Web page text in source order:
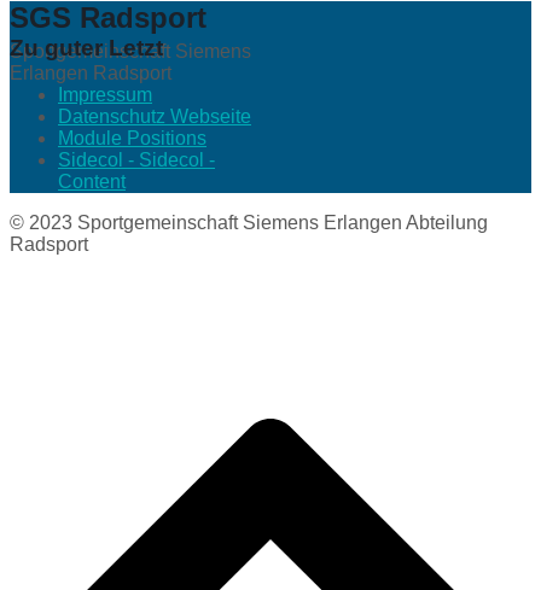
SGS Radsport
Sportgemeinschaft Siemens
Erlangen Radsport
Zu guter Letzt
Impressum
Datenschutz Webseite
Module Positions
Sidecol - Sidecol -
Content
© 2023 Sportgemeinschaft Siemens Erlangen Abteilung
Radsport